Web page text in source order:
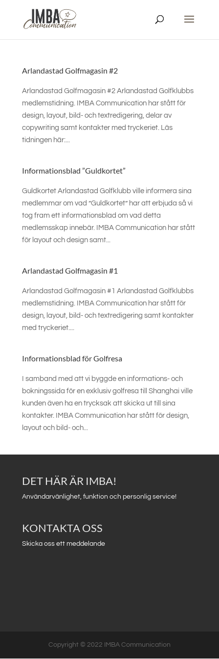
Arlandastad Golfmagasin #2
Arlandastad Golfmagasin #2 Arlandastad Golfklubbs
medlemstidning. IMBA Communication har stått för
design, layout, bild- och textredigering, delar av
copywriting samt kontakter med tryckeriet. Läs
tidningen här:...
Informationsblad ”Guldkortet”
Guldkortet Arlandastad Golfklubb ville informera sina
medlemmar om vad ”Guldkortet” har att erbjuda så vi
tog fram ett informationsblad om vad detta
medlemsskap innebär. IMBA Communication har stått
för layout och design samt...
Arlandastad Golfmagasin #1
Arlandastad Golfmagasin #1 Arlandastad Golfklubbs
medlemstidning. IMBA Communication har stått för
design, layout, bild- och textredigering samt kontakter
med tryckeriet....
Informationsblad för Golfresa
I samband med att vi byggde en informations- och
bokningssida för en exklusiv golfresa till Shanghai ville
kunden även ha en trycksak att skicka ut till sina
kontakter. IMBA Communication har stått för design,
layout och bild- och...
DET HÄR ÄR IMBA!
Användarvänlighet, funktion och personlig service!
KONTAKTA OSS
Skicka oss ett meddelande
Copyright © 2022 IMBA Communication